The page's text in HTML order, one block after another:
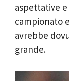
aspettative
campionato
avrebbe
grande.